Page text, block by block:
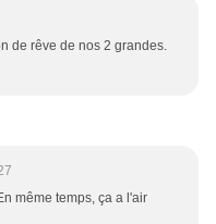
de rêve de nos 2 grandes.
même temps, ça a l'air